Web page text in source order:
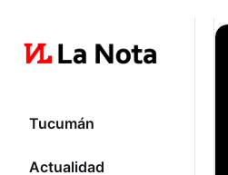
Tucumán
Actualidad